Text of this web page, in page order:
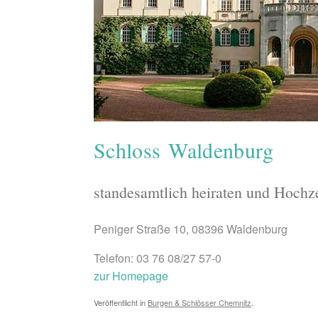
Schloss Waldenburg
standesamtlich heiraten und
Peniger Straße 10, 08396 Waldenburg
Telefon: 03 76 08/27 57-0
zur Homepage
Veröffentlicht in Burgen & Schlösser Chemnitz